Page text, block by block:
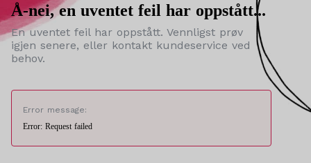
Å-nei, en uventet feil har oppstått...
En uventet feil har oppstått. Vennligst prøv
igjen senere, eller kontakt kundeservice ved
behov.
Error message:
Error: Request failed